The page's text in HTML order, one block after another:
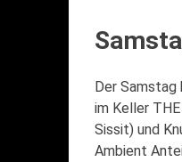
Der Samstag
im Keller
Sissit) und
Ambient